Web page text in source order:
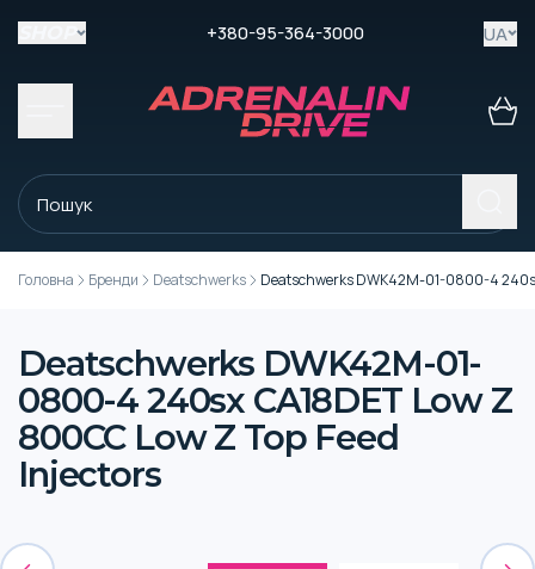
+380-95-364-3000 UA
Головна Бренди Deatschwerks Deatschwerks DWK42M-01-0800-4
Deatschwerks DWK42M-01-
0800-4 240sx CA18DET Low Z
800CC Low Z Top Feed
Injectors